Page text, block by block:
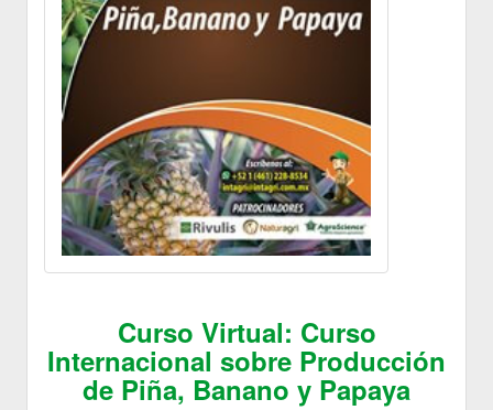
Curso Virtual: Curso
Internacional sobre Producción
de Piña, Banano y Papaya